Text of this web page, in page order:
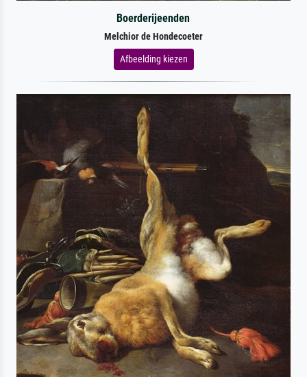
Boerderijeenden
Melchior de Hondecoeter
Afbeelding kiezen